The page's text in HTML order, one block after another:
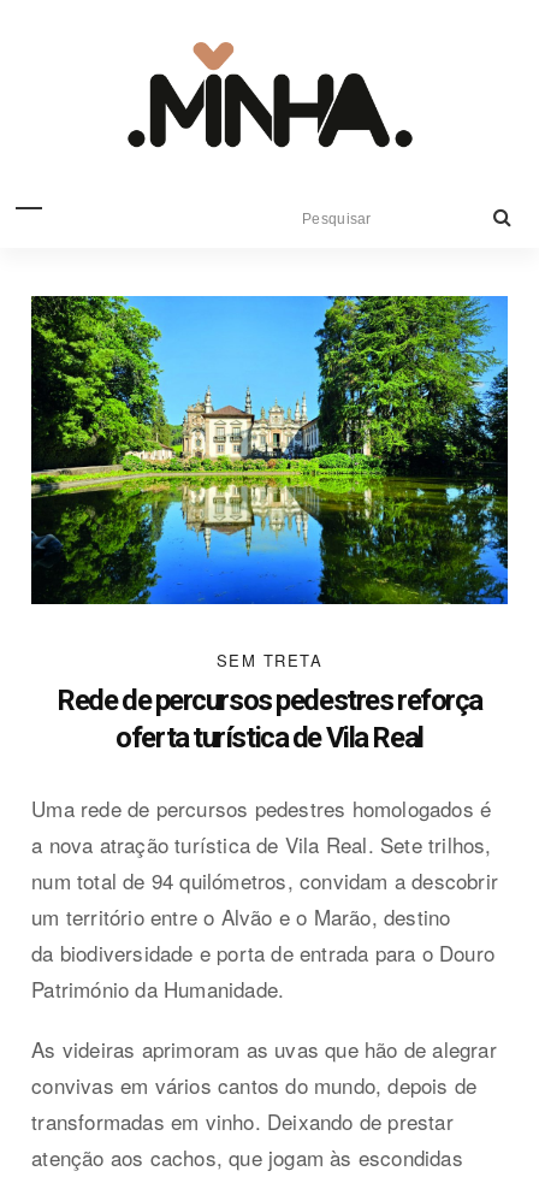
SEM TRETA
Rede de percursos pedestres reforça
oferta turística de Vila Real
Uma rede de percursos pedestres homologados é
a nova atração turística de Vila Real. Sete trilhos,
num total de 94 quilómetros, convidam a descobrir
um território entre o Alvão e o Marão, destino
da biodiversidade e porta de entrada para o Douro
Património da Humanidade.
As videiras aprimoram as uvas que hão de alegrar
convivas em vários cantos do mundo, depois de
transformadas em vinho. Deixando de prestar
atenção aos cachos, que jogam às escondidas